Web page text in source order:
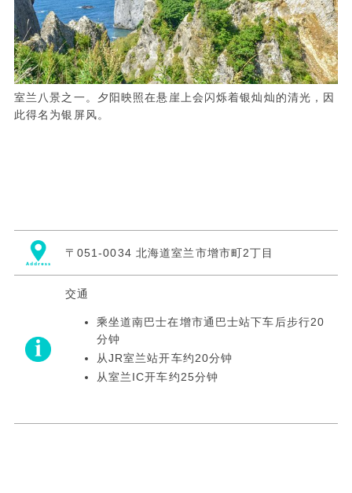
室兰八景之一。夕阳映照在悬崖上会闪烁着银灿灿的清光，因
此得名为银屏风。
〒051-0034 北海道室兰市增市町2丁目
交通
乘坐道南巴士在增市通巴士站下车后步行20
分钟
从JR室兰站开车约20分钟
从室兰IC开车约25分钟